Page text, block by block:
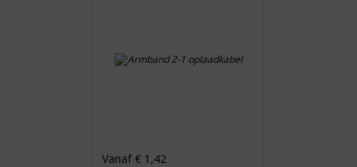
Vanaf € 1,42